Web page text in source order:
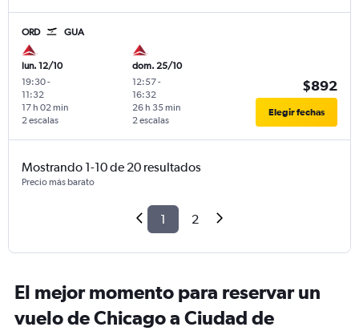
ORD GUA
lun. 12/10
19:30-
11:32
2 escalas
17 h 02 min
dom. 25/10
12:57-
16:32
2 escalas
26 h 35 min
$892
Elegir fechas
Mostrando 1-10 de 20 resultados
Precio más barato
1 2
El mejor momento para reservar un
vuelo de Chicago a Ciudad de